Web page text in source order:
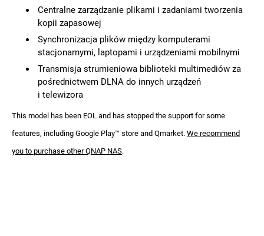
Centralne zarządzanie plikami i zadaniami tworzenia
kopii zapasowej
Synchronizacja plików między komputerami
stacjonarnymi, laptopami i urządzeniami mobilnymi
Transmisja strumieniowa biblioteki multimediów za
pośrednictwem DLNA do innych urządzeń
i telewizora
This model has been EOL and has stopped the support for some
features, including Google Play™ store and Qmarket. We recommend
you to purchase other QNAP NAS.